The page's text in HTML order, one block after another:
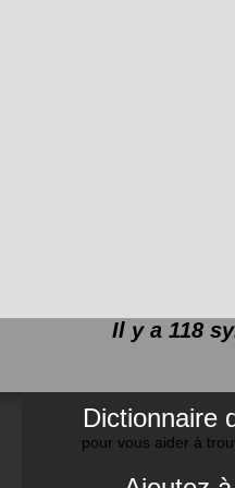
Il y a 118
Dictionnaire
pour vous aider à